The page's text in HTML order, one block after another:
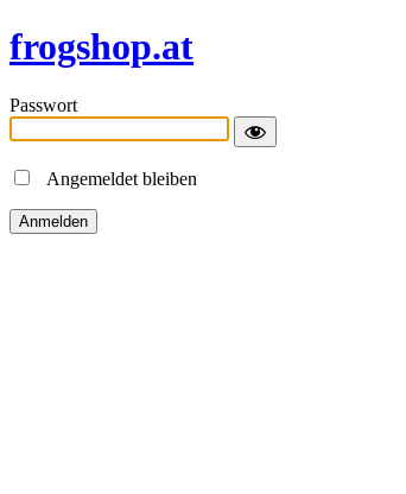
frogshop.at
Passwort
Angemeldet bleiben